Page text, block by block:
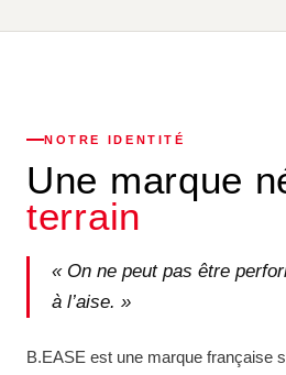
NOTRE IDENTITÉ
Une marque
terrain
« On ne peut pas être
à l’aise. »
B.EASE est une marque française